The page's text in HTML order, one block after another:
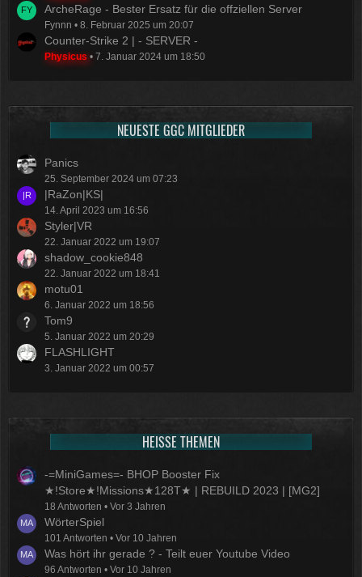
ArcheRage - Bester Ersatz für die offziellen Server
Fynnn 8. Februar 2025 um 20:07
Counter-Strike 2 | - SERVER -
Physicus 7. Januar 2024 um 18:50
NEUESTE GGC MITGLIEDER
Panics
25. September 2024 um 07:23
|RaZon|KS|
14. April 2023 um 16:56
Styler|VR
22. Januar 2022 um 19:07
shadow_cookie848
22. Januar 2022 um 18:41
motu01
6. Januar 2022 um 18:56
Tom9
5. Januar 2022 um 20:29
FLASHLIGHT
3. Januar 2022 um 00:57
HEISSE THEMEN
-=MiniGames=- BHOP Booster Fix
★!Store★!Missions★128T★ | REBUILD 2023 | [MG2]
18 Antworten Vor 3 Jahren
WörterSpiel
101 Antworten Vor 10 Jahren
Was hört ihr gerade ? - Teilt euer Youtube Video
96 Antworten Vor 10 Jahren